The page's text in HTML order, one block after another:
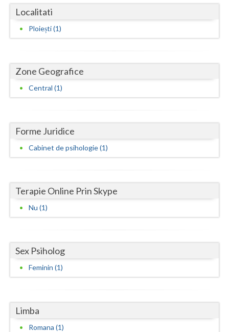
Ilfov
Maramures
Mures
Neamt
Prahova
Sibiu
Suceava
Timis
Tulcea
Localitati
Ploiești (1)
Zone Geografice
Central (1)
Forme Juridice
Cabinet de psihologie (1)
Terapie Online Prin Skype
Nu (1)
Sex Psiholog
Feminin (1)
Limba
Romana (1)